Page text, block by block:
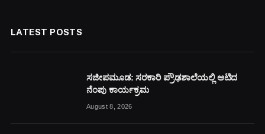
LATEST POSTS
ಸಜೀಪಮೂಡ: ಸರಕಾರಿ ಪ್ರೌಢಶಾಲೆಯಲ್ಲಿ ಆಟಿದ
ನೆಂಪು ಕಾರ್ಯಕ್ರಮ
August 8, 2026